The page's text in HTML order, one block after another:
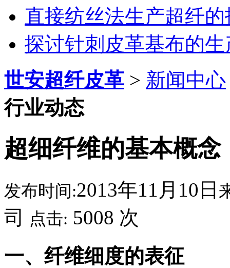
直接纺丝法生产超纤
探讨针刺皮革基布的
世安超纤皮革 > 新闻中心
行业动态
超细纤维的基本概念
发布时间:2013年11月10日
司 点击: 5008 次
一、纤维细度的表征